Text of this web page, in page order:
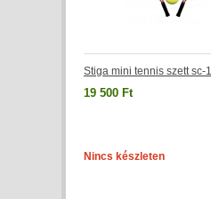
Stiga mini tennis szett sc-
19 500 Ft
Nincs készleten